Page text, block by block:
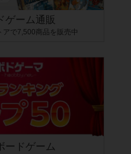
ゲーム通販
アで7,500商品を販売中
ードゲーム